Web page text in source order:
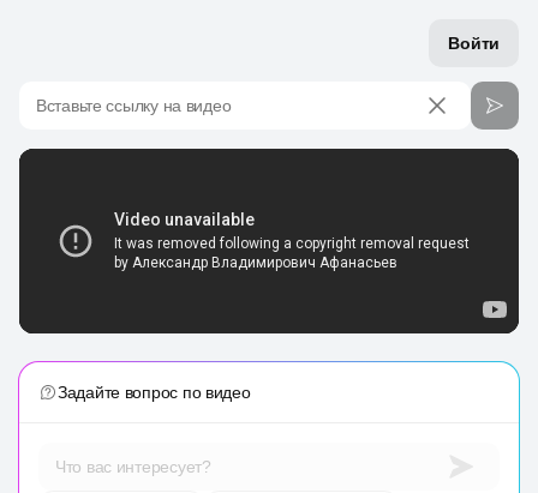
Войти
Вставьте ссылку на видео
Задайте вопрос по видео
Что вас интересует?